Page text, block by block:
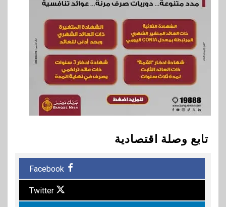
تابع وصلة اقتصادية
Facebook
Twitter